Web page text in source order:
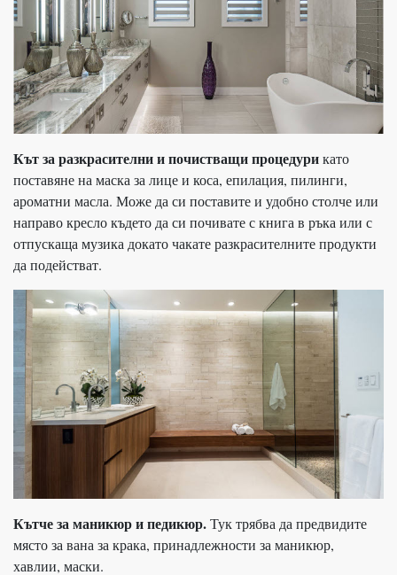
Кът за разкрасителни и почистващи процедурикато
поставяне на маска за лице и коса, епилация, пилинги,
ароматни масла. Може да си поставите и удобно столче или
направо кресло където да си почивате с книга в ръка или с
отпускаща музика докато чакате разкрасителните продукти
да подействат.
Кътче за маникюр и педикюр.Тук трябва да предвидите
място за вана за крака, принадлежности за маникюр,
хавлии, маски.